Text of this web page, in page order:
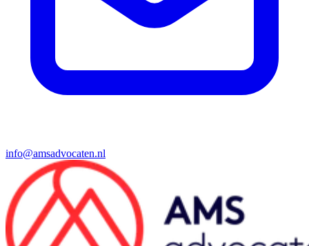
info@amsadvocaten.nl